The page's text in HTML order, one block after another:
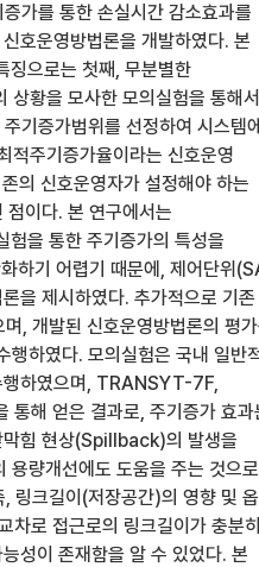
가를 통한 손실시간 감소효과를
호운영방법론을 개발하였다. 본
징으로는 첫째, 무분별한
황을 모사한 모의실험을 통해서
기증가범위를 선정하여 시스템에
적주기증가율이라는 신호운영
의 신호운영자가 설정해야 하는
점이다. 본 연구에서는
험을 통한 주기증가의 특성을
하기 어렵기 때문에, 제어단위
을 제시하였다. 추가적으로 기존
, 개발된 신호운영방법론의 평
하였다. 모의실험은 국내 일반
행하였으며, TRANSYT-7F,
통해 얻은 결과로, 주기증가 효과
막힘 현상(Spillback)의 발생을
량개선에도 도움을 주는 것으로
링크길이(저장공간)의 영향 및
로 접근로의 링크길이가 충분히
성이 존재함을 알 수 있었다. 본